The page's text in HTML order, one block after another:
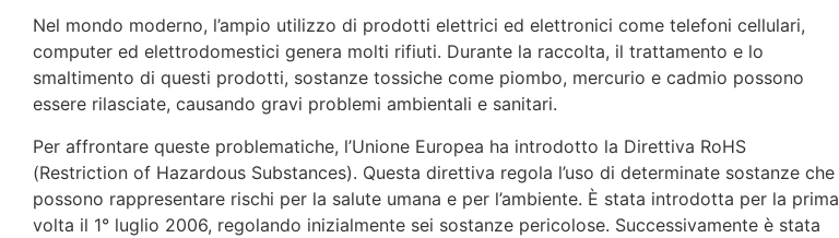
Nel mondo moderno, l’ampio utilizzo di prodotti elettrici ed elettronici come telefoni cellulari,
computer ed elettrodomestici genera molti rifiuti. Durante la raccolta, il trattamento e lo
smaltimento di questi prodotti, sostanze tossiche come piombo, mercurio e cadmio possono
essere rilasciate, causando gravi problemi ambientali e sanitari.
Per affrontare queste problematiche, l’Unione Europea ha introdotto la Direttiva RoHS
(Restriction of Hazardous Substances). Questa direttiva regola l’uso di determinate sostanze che
possono rappresentare rischi per la salute umana e per l’ambiente. È stata introdotta per la prima
volta il 1° luglio 2006, regolando inizialmente sei sostanze pericolose. Successivamente è stata